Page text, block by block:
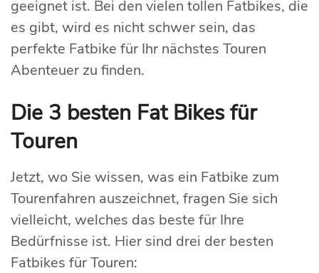
geeignet ist. Bei den vielen tollen Fatbikes, die
es gibt, wird es nicht schwer sein, das
perfekte Fatbike für Ihr nächstes Touren
Abenteuer zu finden.
Die 3 besten Fat Bikes für
Touren
Jetzt, wo Sie wissen, was ein Fatbike zum
Tourenfahren auszeichnet, fragen Sie sich
vielleicht, welches das beste für Ihre
Bedürfnisse ist. Hier sind drei der besten
Fatbikes für Touren: